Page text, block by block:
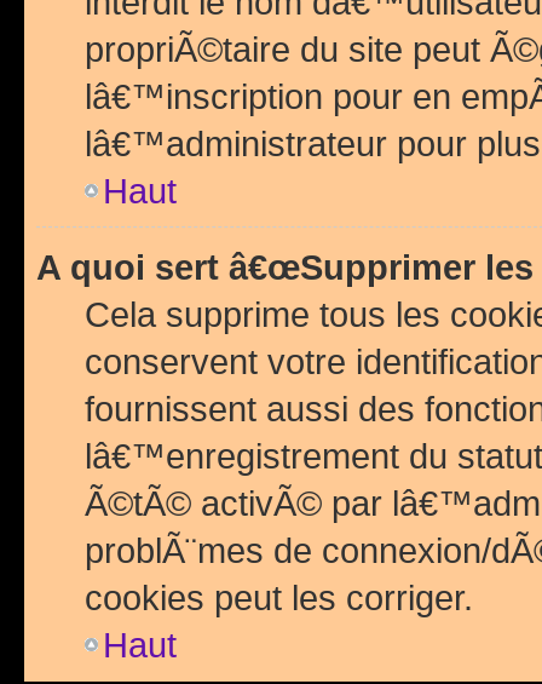
propriÃ©taire du site peut
lâ€™inscription pour en
lâ€™administrateur pour
Haut
A quoi sert â€œSupprimer les
Cela supprime tous les
conservent votre
fournissent aussi des
lâ€™enregistrement du
Ã©tÃ© activÃ© par
problÃ¨mes de connexion/
cookies peut les corriger.
Haut